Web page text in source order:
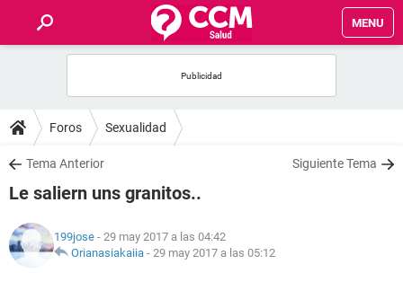
MENU
FOROS
SALUD
NUTRICIÓN
Foros Sexualidad
Tema Anterior Siguiente Tema
Le saliern uns granitos..
199jose - 29 may 2017 a las 04:42
Orianasiakaiia - 29 may 2017 a las 05:12